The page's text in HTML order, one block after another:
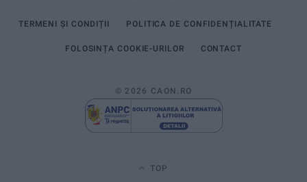
TERMENI ȘI CONDIȚII POLITICA DE CONFIDENȚIALITATE
FOLOSINȚA COOKIE-URILOR CONTACT
© 2026 CAON.RO
TOP